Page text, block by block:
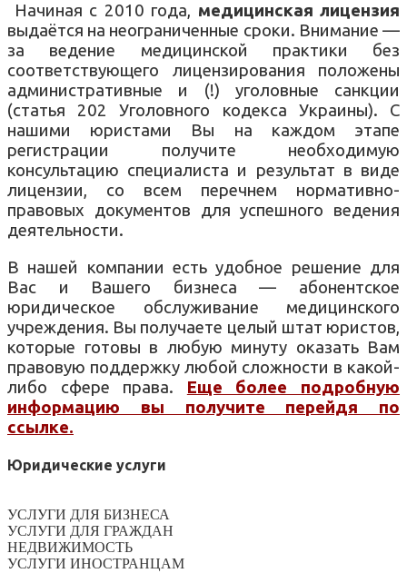
Начиная с 2010 года, медицинская лицензия
выдаётся на неограниченные сроки. Внимание —
за ведение медицинской практики без
соответствующего лицензирования положены
административные и (!) уголовные санкции
(статья 202 Уголовного кодекса Украины). С
нашими юристами Вы на каждом этапе
регистрации получите необходимую
консультацию специалиста и результат в виде
лицензии, со всем перечнем нормативно-
правовых документов для успешного ведения
деятельности.
В нашей компании есть удобное решение для
Вас и Вашего бизнеса — абонентское
юридическое обслуживание медицинского
учреждения. Вы получаете целый штат юристов,
которые готовы в любую минуту оказать Вам
правовую поддержку любой сложности в какой-
либо сфере права. Еще более подробную
информацию вы получите перейдя по
ссылке.
Юридические услуги
УСЛУГИ ДЛЯ БИЗНЕСА
УСЛУГИ ДЛЯ ГРАЖДАН
НЕДВИЖИМОСТЬ
УСЛУГИ ИНОСТРАНЦАМ